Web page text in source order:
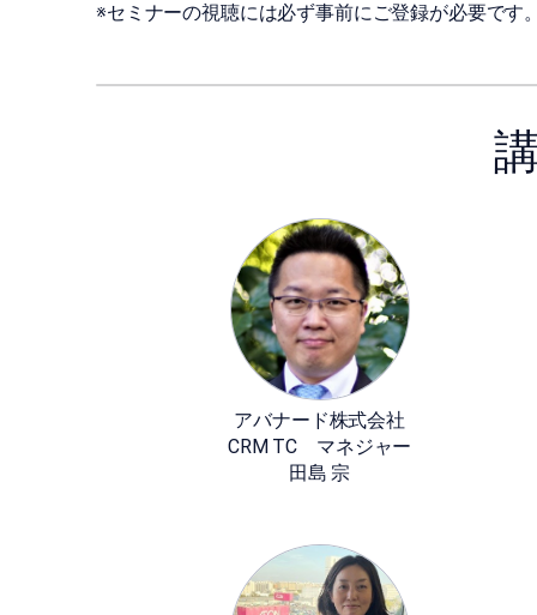
※セミナーの視聴には必ず事前にご登録が必要です
アバナード株式会社
CRM TC マネジャー
田島 宗